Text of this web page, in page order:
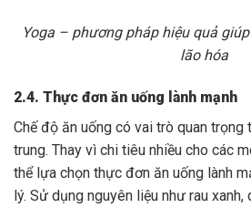
Yoga – phương pháp hiệu quả
lão hóa
2.4. Thực đơn ăn uống lành mạnh
Chế độ ăn uống có vai trò quan trọng
trung. Thay vì chi tiêu nhiều cho các
thể lựa chọn thực đơn ăn uống lành
lý. Sử dụng nguyên liệu như rau